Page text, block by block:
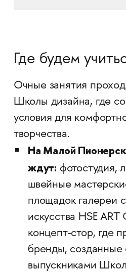
Где будем
Очные занятия
Школы дизайна, где
условия для
творчества.
На Малой
ждут: фотостудия,
швейные
площадок галереи
искусства HSE ART
концепт-стор, где
бренды, созданные
выпускниками